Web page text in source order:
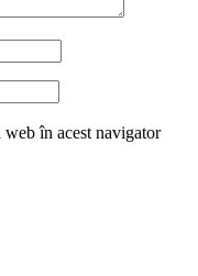
în acest navigator